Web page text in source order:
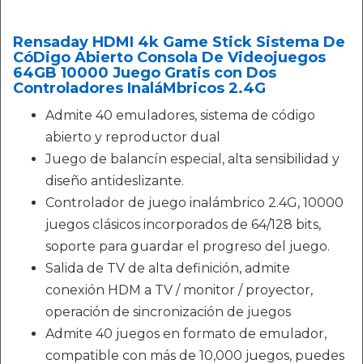
Rensaday HDMI 4k Game Stick Sistema De
CóDigo Abierto Consola De Videojuegos
64GB 10000 Juego Gratis con Dos
Controladores InaláMbricos 2.4G
Admite 40 emuladores, sistema de código
abierto y reproductor dual
Juego de balancín especial, alta sensibilidad y
diseño antideslizante.
Controlador de juego inalámbrico 2.4G, 10000
juegos clásicos incorporados de 64/128 bits,
soporte para guardar el progreso del juego.
Salida de TV de alta definición, admite
conexión HDM a TV / monitor / proyector,
operación de sincronización de juegos
Admite 40 juegos en formato de emulador,
compatible con más de 10,000 juegos, puedes